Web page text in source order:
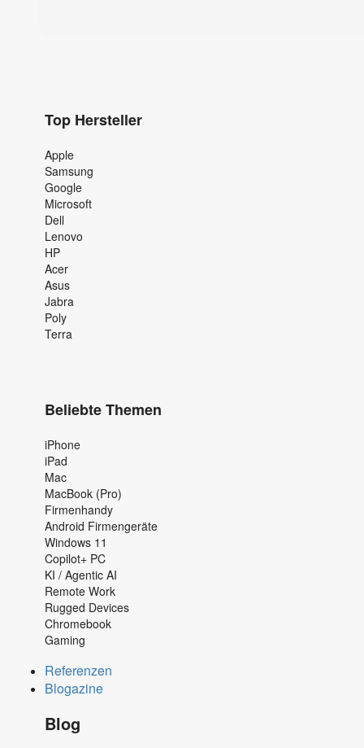
Top Hersteller
Apple
Samsung
Google
Microsoft
Dell
Lenovo
HP
Acer
Asus
Jabra
Poly
Terra
Beliebte Themen
iPhone
iPad
Mac
MacBook (Pro)
Firmenhandy
Android Firmengeräte
Windows 11
Copilot+ PC
KI / Agentic AI
Remote Work
Rugged Devices
Chromebook
Gaming
Referenzen
Blogazine
Blog